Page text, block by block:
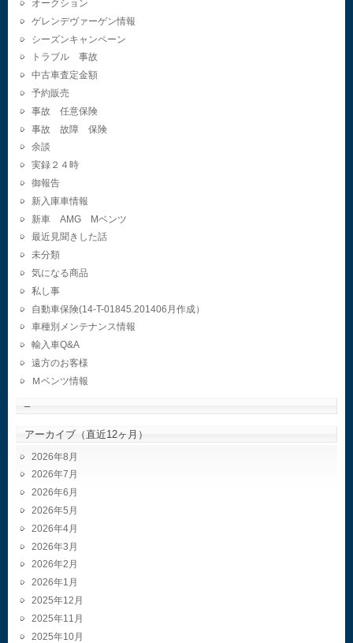
オークション
ゲレンデヴァーゲン情報
シーズンキャンペーン
トラブル 事故
中古車査定金額
予約販売
事故 任意保険
事故 故障 保険
余談
実録２４時
御報告
新入庫車情報
新車 AMG Mベンツ
最近見聞きした話
未分類
気になる商品
私し事
自動車保険(14-T-01845.201406月作成）
車種別メンテナンス情報
輸入車Q&A
遠方のお客様
Ｍベンツ情報
–
アーカイブ（直近12ヶ月）
2026年8月
2026年7月
2026年6月
2026年5月
2026年4月
2026年3月
2026年2月
2026年1月
2025年12月
2025年11月
2025年10月